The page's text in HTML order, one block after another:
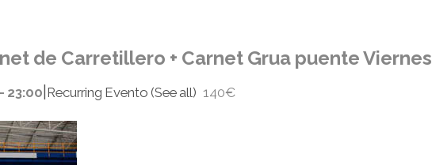
de Carretillero + Carnet Grua puente Viernes
- 23:00 Recurring Evento (See all) 140€